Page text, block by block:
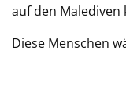
auf den
Diese Menschen